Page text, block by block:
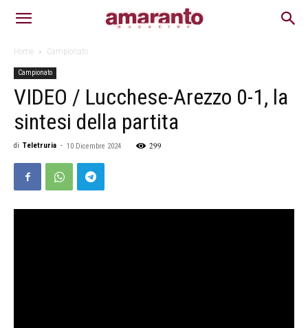
Home Campionato
Campionato
VIDEO / Lucchese-Arezzo 0-1, la
sintesi della partita
di Teletruria - 10 Dicembre 2024 299